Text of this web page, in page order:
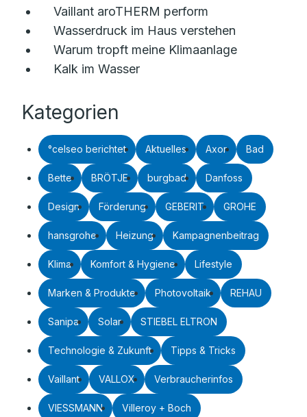
Vaillant aroTHERM perform
Wasserdruck im Haus verstehen
Warum tropft meine Klimaanlage
Kalk im Wasser
Kategorien
°celseo berichtet Aktuelles Axor Bad
Bette BRÖTJE burgbad Danfoss
Design Förderung GEBERIT GROHE
hansgrohe Heizung Kampagnenbeitrag
Klima Komfort & Hygiene Lifestyle
Marken & Produkte Photovoltaik REHAU
Sanipa Solar STIEBEL ELTRON
Technologie & Zukunft Tipps & Tricks
Vaillant VALLOX Verbraucherinfos
VIESSMANN Villeroy + Boch